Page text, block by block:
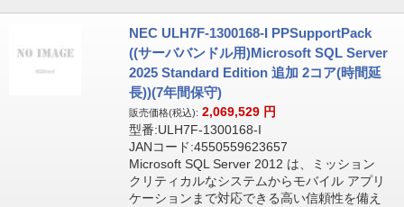
NEC ULH7F-1300168-I PPSupportPack
((サーババンドル用)Microsoft SQL Server
2025 Standard Edition 追加 2コア(時間延
長))(7年間保守)
販売価格(税込): 2,069,529 円
型番:ULH7F-1300168-I
JANコード:4550559623657
Microsoft SQL Server 2012 は、ミッション
クリティカルなシステムからモバイル アプリ
ケーションまで対応できる高い信頼性を備え